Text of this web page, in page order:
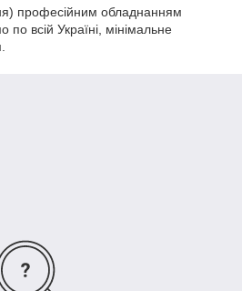
професійним обладнанням
по всій Україні, мінімальне